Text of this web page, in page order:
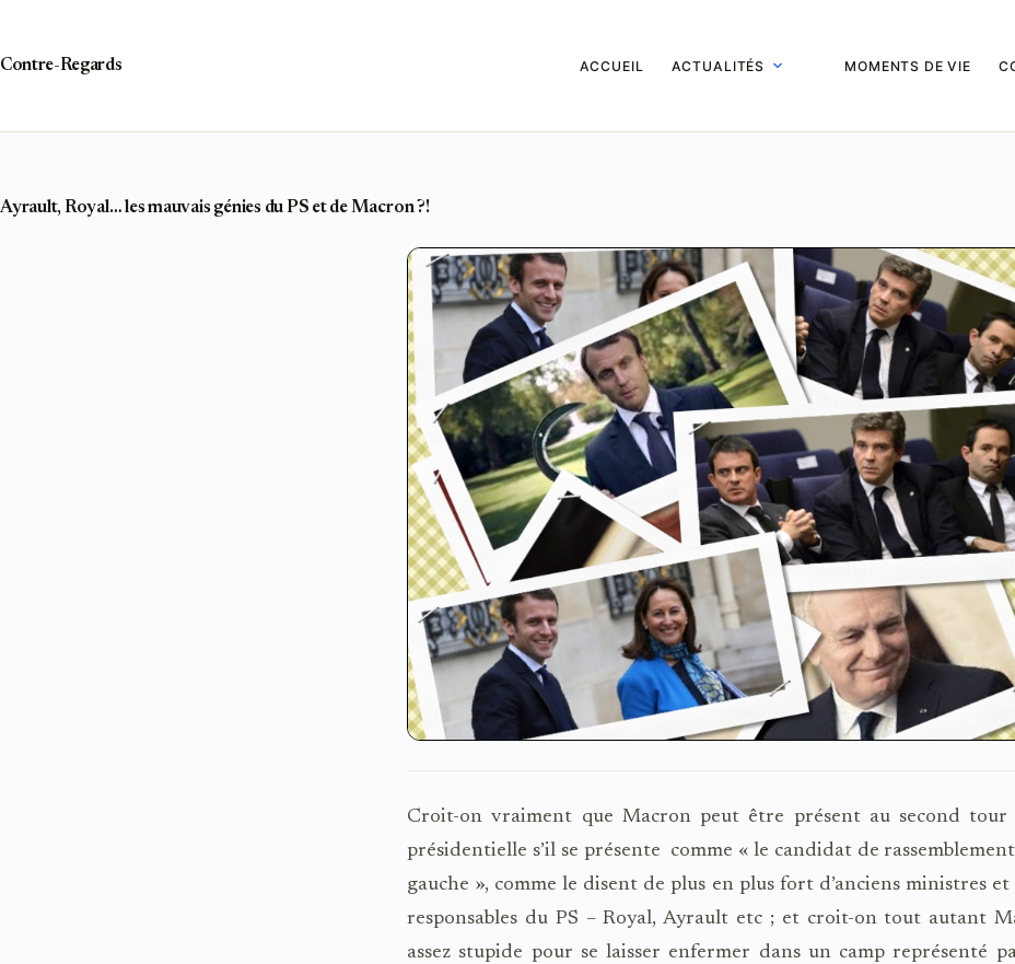
Contre-Regards
ACCUEIL ACTUALITÉS MOMENTS DE VIE
Ayrault, Royal… les mauvais génies du PS et de Macron ?!
Croit-on vraiment que Macron peut être présent au second tour
présidentielle s’il se présente
comme « le candidat de
gauche », comme le disent de plus en plus fort d’anciens ministres et
responsables du PS – Royal, Ayrault etc ; et croit-on tout autant
assez stupide pour se laisser enfermer dans un camp représenté